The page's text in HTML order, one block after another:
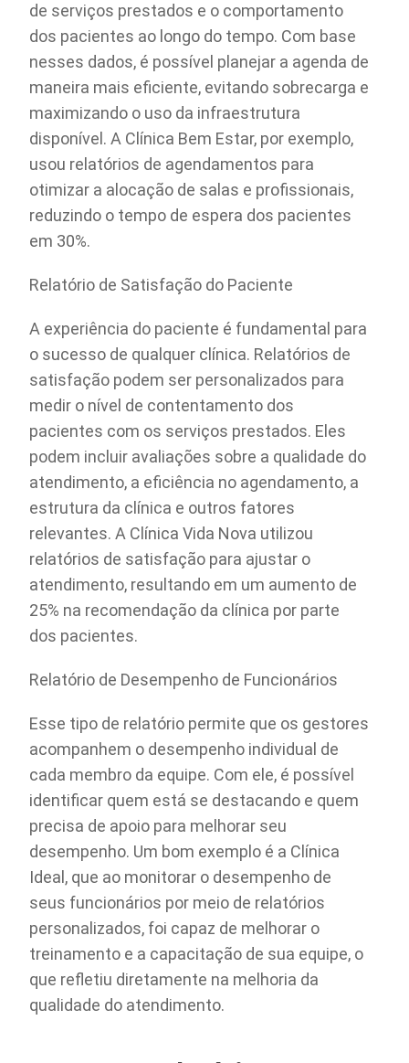
de serviços prestados e o comportamento
dos pacientes ao longo do tempo. Com base
nesses dados, é possível planejar a agenda de
maneira mais eficiente, evitando sobrecarga e
maximizando o uso da infraestrutura
disponível. A Clínica Bem Estar, por exemplo,
usou relatórios de agendamentos para
otimizar a alocação de salas e profissionais,
reduzindo o tempo de espera dos pacientes
em 30%.
Relatório de Satisfação do Paciente
A experiência do paciente é fundamental para
o sucesso de qualquer clínica. Relatórios de
satisfação podem ser personalizados para
medir o nível de contentamento dos
pacientes com os serviços prestados. Eles
podem incluir avaliações sobre a qualidade do
atendimento, a eficiência no agendamento, a
estrutura da clínica e outros fatores
relevantes. A Clínica Vida Nova utilizou
relatórios de satisfação para ajustar o
atendimento, resultando em um aumento de
25% na recomendação da clínica por parte
dos pacientes.
Relatório de Desempenho de Funcionários
Esse tipo de relatório permite que os gestores
acompanhem o desempenho individual de
cada membro da equipe. Com ele, é possível
identificar quem está se destacando e quem
precisa de apoio para melhorar seu
desempenho. Um bom exemplo é a Clínica
Ideal, que ao monitorar o desempenho de
seus funcionários por meio de relatórios
personalizados, foi capaz de melhorar o
treinamento e a capacitação de sua equipe, o
que refletiu diretamente na melhoria da
qualidade do atendimento.